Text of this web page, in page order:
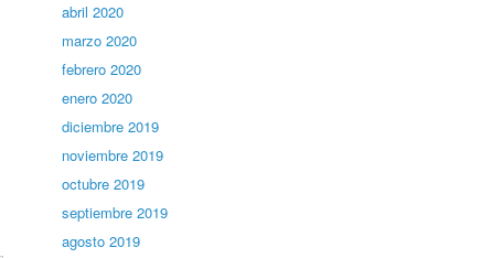
abril 2020
marzo 2020
febrero 2020
enero 2020
diciembre 2019
noviembre 2019
octubre 2019
septiembre 2019
agosto 2019